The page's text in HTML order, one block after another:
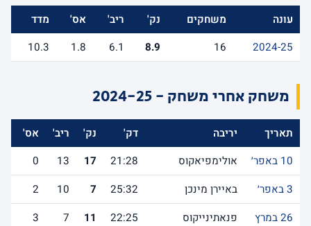
עונה משחקים נק' ריב' אס'
מדד
2024-25
16
8.9
6.1
1.8
10.3
משחק אחרי משחק - 2024-25
תאריך יריבה דק' נק' ריב' אס'
10 באפר׳
אולימפיאקוס 21:28
17
13
0
3 באפר׳
באיירן מינכן 25:32
7
10
2
26 במרץ
פנאתינייקוס 22:25
11
7
3